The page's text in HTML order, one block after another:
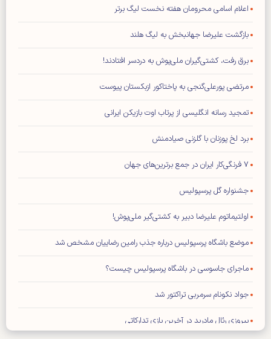
اعلام اسامی محرومان هفته نخست لیگ برتر
بازگشت علیرضا جهانبخش به لیگ هلند
برق رفت، کشتی‌گیران ملی‌پوش به دردسر افتادند!
مرتضی پورعلی‌گنجی به پاختاکور ازبکستان پیوست
تمجید رسانه انگلیسی از پرتاب اوت بازیکن ایرانی
برد لخ پوزنان با گلزنی صیادمنش
۷ فرنگی‌کار ایران در جمع برترین‌های جهان
جشنواره گل پرسپولیس
اولتیماتوم علیرضا دبیر به کشتی‌گیر ملی‌پوش!
موضع باشگاه پرسپولیس درباره جذب رامین رضاییان مشخص شد
ماجرای جاسوسی در باشگاه پرسپولیس چیست؟
جواد نکونام سرمربی تراکتور شد
پیروزی رئال مادرید در آخرین بازی تدارکاتی